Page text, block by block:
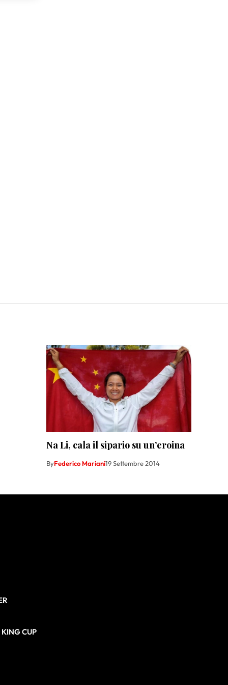
Na Li, cala il sipario su un’eroina
ByFederico Mariani19 Settembre 2014
CUP